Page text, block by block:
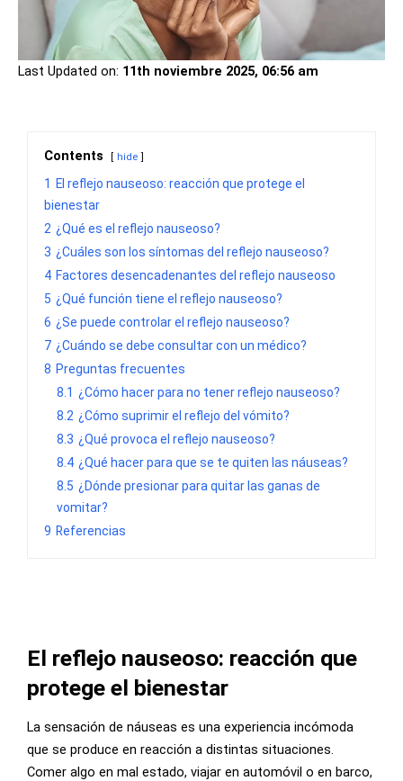
Last Updated on: 11th noviembre 2025, 06:56 am
Contents hide
1
El reflejo nauseoso: reacción que protege el
bienestar
2 ¿Qué es el reflejo nauseoso?
3 ¿Cuáles son los síntomas del reflejo nauseoso?
4 Factores desencadenantes del reflejo nauseoso
5 ¿Qué función tiene el reflejo nauseoso?
6 ¿Se puede controlar el reflejo nauseoso?
7 ¿Cuándo se debe consultar con un médico?
8 Preguntas frecuentes
8.1 ¿Cómo hacer para no tener reflejo nauseoso?
8.2 ¿Cómo suprimir el reflejo del vómito?
8.3 ¿Qué provoca el reflejo nauseoso?
8.4 ¿Qué hacer para que se te quiten las náuseas?
8.5 ¿Dónde presionar para quitar las ganas de
vomitar?
9 Referencias
El reflejo nauseoso: reacción que
protege el bienestar
La sensación de náuseas es una experiencia incómoda
que se produce en reacción a distintas situaciones.
Comer algo en mal estado, viajar en automóvil o en barco,